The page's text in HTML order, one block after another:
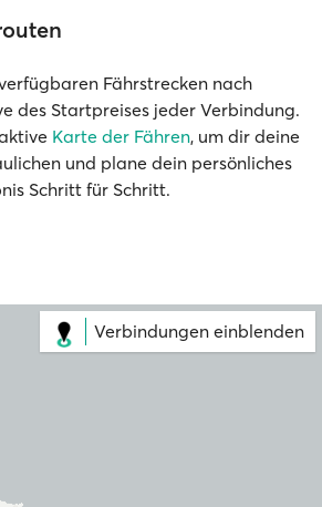
Fährstrecken nach
des Startpreises jeder Verbindung.
Karte der Fähren, um dir deine
und plane dein persönliches
Schritt für Schritt.
Verbindungen einblenden